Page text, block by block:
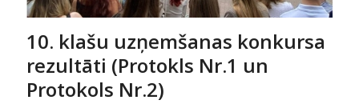
10. klašu uzņemšanas konkursa
rezultāti (Protokls Nr.1 un
Protokols Nr.2)